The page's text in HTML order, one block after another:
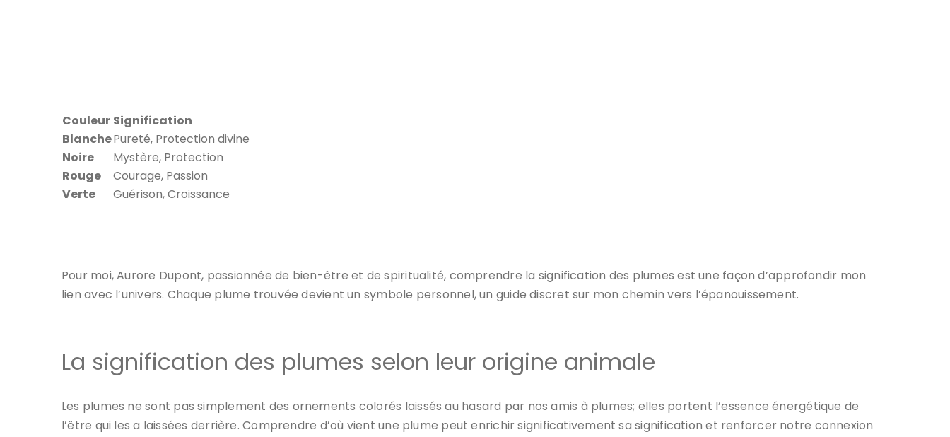
Couleur Signification
BlanchePureté, Protection divine
Noire
Mystère, Protection
Rouge
Courage, Passion
Verte
Guérison, Croissance
Pour moi, Aurore Dupont, passionnée de bien-être et de spiritualité, comprendre la signification des plumes est une façon d’approfondir mon
lien avec l’univers. Chaque plume trouvée devient un symbole personnel, un guide discret sur mon chemin vers l’épanouissement.
La signification des plumes selon leur origine animale
Les plumes ne sont pas simplement des ornements colorés laissés au hasard par nos amis à plumes; elles portent l’essence énergétique de
l’être qui les a laissées derrière. Comprendre d’où vient une plume peut enrichir significativement sa signification et renforcer notre connexion